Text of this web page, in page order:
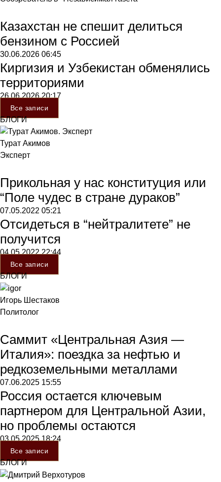
Казахстан не спешит делиться
бензином с Россией
30.06.2026 06:45
Киргизия и Узбекистан обменялись
территориями
26.06.202620:17
Все записи
БЛОГИ
Турат Акимов
Эксперт
Прикольная у нас конституция или
“Поле чудес в стране дураков”
07.05.2022 05:21
Отсидеться в “нейтралитете” не
получится
04.05.202222:44
Все записи
БЛОГИ
Игорь Шестаков
Политолог
Саммит «Центральная Азия —
Италия»: поездка за нефтью и
редкоземельными металлами
07.06.2025 15:55
Россия остается ключевым
партнером для Центральной Азии,
но проблемы остаются
03.05.202518:24
Все записи
БЛОГИ